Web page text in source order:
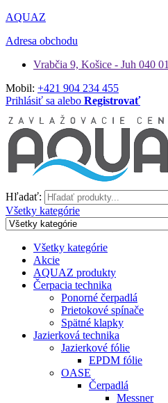
AQUAZ
Adresa obchodu
Vrabčia 9, Košice - Juh 040 01
Mobil: +421 904 234 455
Prihlásiť sa alebo Registrovať
Hľadať:
Všetky kategórie
Všetky kategórie
Akcie
AQUAZ produkty
Čerpacia technika
Ponorné čerpadlá
Prietokové spínače
Spätné klapky
Jazierková technika
Jazierkové fólie
EPDM fólie
OASE
Čerpadlá
Messner